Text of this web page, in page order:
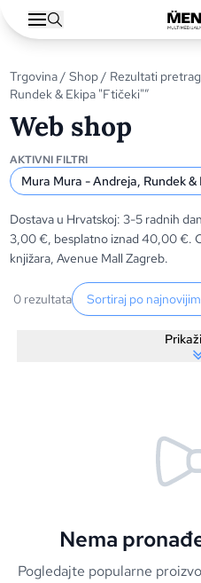
Trgovina/Shop/ Rezultati
Rundek & Ekipa "Ftičeki"”
Web shop
AKTIVNI FILTRI
Mura Mura - Andreja, Rundek
Dostava u Hrvatskoj: 3-5 radnih
3,00 €, besplatno iznad 40,00 €.
knjižara, Avenue Mall Zagreb.
0 rezultataSortiranje proizvoda
Nema
Pogledajte popularne